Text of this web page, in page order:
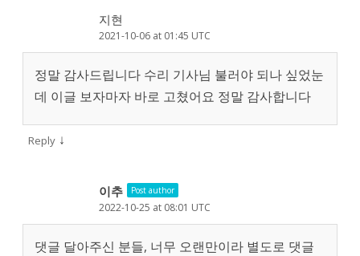
지현
2021-10-06 at 01:45 UTC
정말 감사드립니다 수리 기사님 불러야 되나 싶었눈
데 이글 보자마자 바로 고쳤어요 정말 감사합니다
Reply ↓
이추 Post author
2022-10-25 at 08:01 UTC
댓글 달아주신 분들, 너무 오랜만이라 별도로 댓글